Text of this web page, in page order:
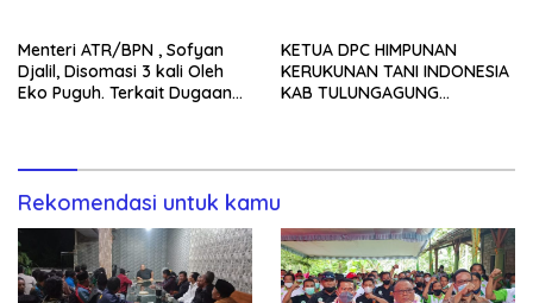
UMUM NYA, PT INDOCO
KHUSUSNYA
Menteri ATR/BPN , Sofyan
Djalil, Disomasi 3 kali Oleh
Eko Puguh. Terkait Dugaan
KETUA DPC HIMPUNAN
KERUKUNAN TANI INDONESIA
KAB TULUNGAGUNG
SHGU PT INDOCO KARENA
Rekomendasi untuk kamu